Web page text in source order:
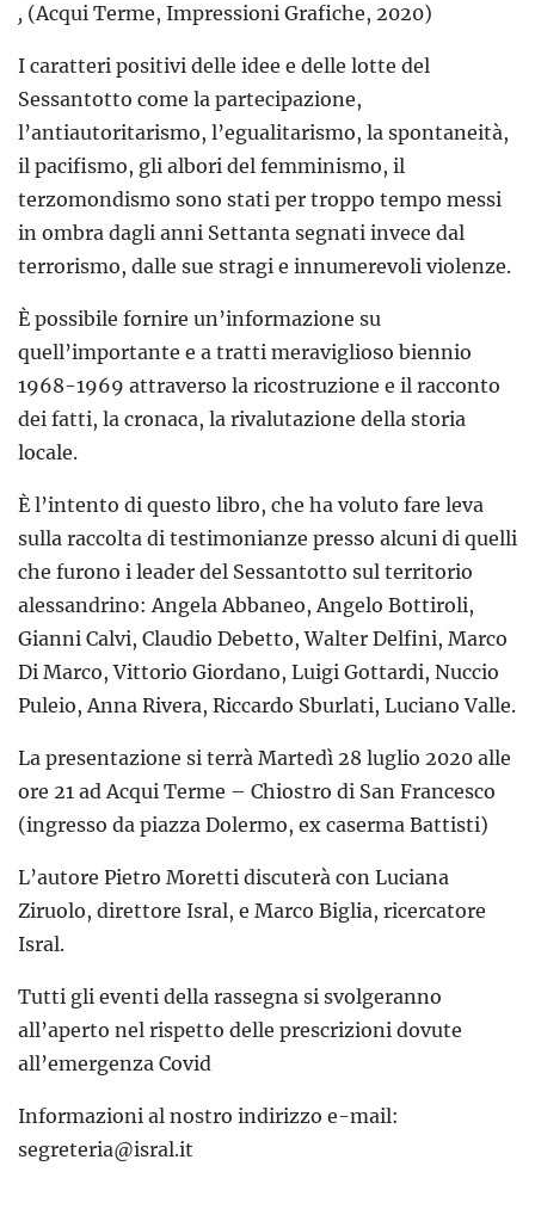
, (Acqui Terme, Impressioni Grafiche, 2020)
I caratteri positivi delle idee e delle lotte del
Sessantotto come la partecipazione,
l’antiautoritarismo, l’egualitarismo, la spontaneità,
il pacifismo, gli albori del femminismo, il
terzomondismo sono stati per troppo tempo messi
in ombra dagli anni Settanta segnati invece dal
terrorismo, dalle sue stragi e innumerevoli violenze.
È possibile fornire un’informazione su
quell’importante e a tratti meraviglioso biennio
1968-1969 attraverso la ricostruzione e il racconto
dei fatti, la cronaca, la rivalutazione della storia
locale.
È l’intento di questo libro, che ha voluto fare leva
sulla raccolta di testimonianze presso alcuni di quelli
che furono i leader del Sessantotto sul territorio
alessandrino: Angela Abbaneo, Angelo Bottiroli,
Gianni Calvi, Claudio Debetto, Walter Delfini, Marco
Di Marco, Vittorio Giordano, Luigi Gottardi, Nuccio
Puleio, Anna Rivera, Riccardo Sburlati, Luciano Valle.
La presentazione si terrà Martedì 28 luglio 2020 alle
ore 21 ad Acqui Terme – Chiostro di San Francesco
(ingresso da piazza Dolermo, ex caserma Battisti)
L’autore Pietro Moretti discuterà con Luciana
Ziruolo, direttore Isral, e Marco Biglia, ricercatore
Isral.
Tutti gli eventi della rassegna si svolgeranno
all’aperto nel rispetto delle prescrizioni dovute
all’emergenza Covid
Informazioni al nostro indirizzo e-mail:
segreteria@isral.it